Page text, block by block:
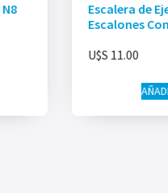
Escalera de
Escalones
U$S 11.00